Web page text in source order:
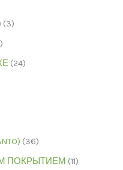
3
24
36
ПОКРЫТИЕМ
11